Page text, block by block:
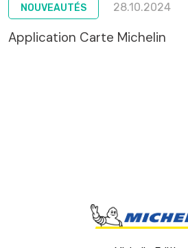
NOUVEAUTÉS 28.10.2024
Application Carte Michelin